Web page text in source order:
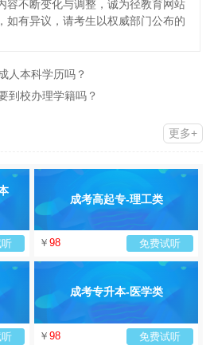
容不断变化与调整，诚为径教育网站
如有异议，请考生以权威部门公布的
人本科学历吗？
到校办理学籍吗？
更多+
成考高起专-理工类
￥ 98 免费试听
成考专升本-医学类
￥ 98 免费试听